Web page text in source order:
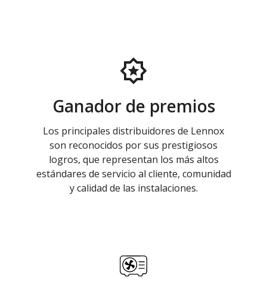
Ganador de premios
Los principales distribuidores de Lennox
son reconocidos por sus prestigiosos
logros, que representan los más altos
estándares de servicio al cliente, comunidad
y calidad de las instalaciones.